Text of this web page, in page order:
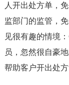
人开出处方单，
监部门的监管，
见很有趣的情境
员，忽然很自豪
帮助客户开出处方